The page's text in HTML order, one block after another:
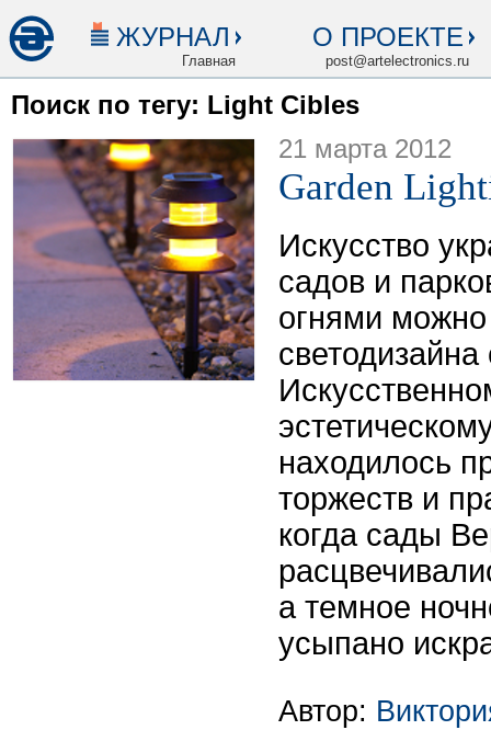
ЖУРНАЛ
Главная
О ПРОЕКТЕ
post@artelectronics.ru
Поиск по тегу: Light Cibles
21 марта 2012
Garden
Искусство
садов и
огнями можно
находилось
торжеств и
когда сады
а темное
усыпано
Автор: